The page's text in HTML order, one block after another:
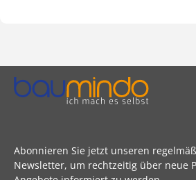
Abonnieren Sie jetzt unseren
Newsletter, um rechtzeitig über neue